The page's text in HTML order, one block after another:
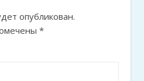
опубликован.
*